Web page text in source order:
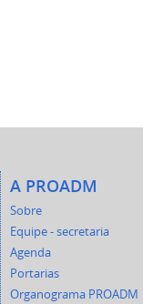
A PROADM
Sobre
Equipe - secretaria
Agenda
Portarias
Organograma PROADM